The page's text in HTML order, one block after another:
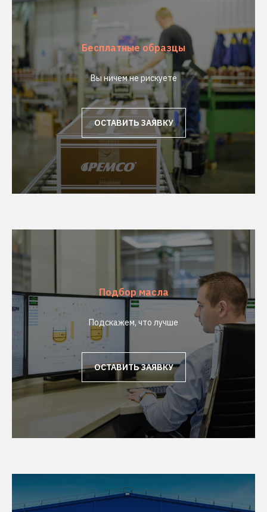
Бесплатные образцы
Вы ничем не рискуете
ОСТАВИТЬ ЗАЯВКУ
Подбор масла
Подскажем, что лучше
ОСТАВИТЬ ЗАЯВКУ